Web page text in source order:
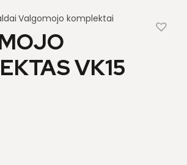
Valgomojo komplektai
VK15